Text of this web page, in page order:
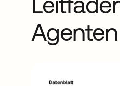
Agenten